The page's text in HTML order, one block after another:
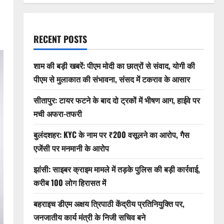
RECENT POSTS
शाम की बड़ी खबरें: पीएम मोदी का छात्रों से संवाद, योगी की
पीएम से मुलाकात की संभावना, संसद में टकराव के आसार
सीतापुर: टायर फटने के बाद दो ट्रकों में भीषण आग, हाईवे पर
मची अफरा-तफरी
बुलंदशहर: KYC के नाम पर ₹200 वसूलने का आरोप, गैस
एजेंसी पर मनमानी के आरोप
झांसी: साइबर क्राइम मामले में तड़के पुलिस की बड़ी कार्रवाई,
करीब 100 लोग हिरासत में
बहराइच डीएम अक्षय त्रिपाठी केंद्रीय प्रतिनियुक्ति पर,
जनजातीय कार्य मंत्री के निजी सचिव बने